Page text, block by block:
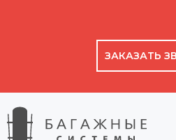
ЗАКАЗАТЬ